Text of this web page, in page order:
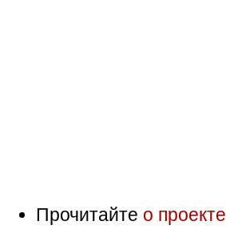
Прочитайте о проекте